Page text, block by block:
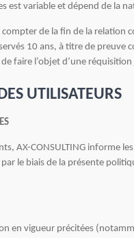
est variable et dépend de la
de la fin de la relation
10 ans, à titre de preuve
faire l’objet d’une
UTILISATEURS
AX-CONSULTING informe
le biais de la présente
en vigueur précitées